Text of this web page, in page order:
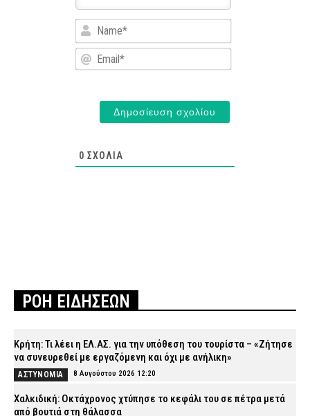
Name*
Email*
0 ΣΧΌΛΙΑ
ΡΟΗ ΕΙΔΗΣΕΩΝ
Κρήτη: Τι λέει η ΕΛ.ΑΣ. για την υπόθεση του τουρίστα – «Ζήτησε
να συνευρεθεί με εργαζόμενη και όχι με ανήλικη»
ΑΣΤΥΝΟΜΙΑ 8 Αυγούστου 2026 12:20
Χαλκιδική: Οκτάχρονος χτύπησε το κεφάλι του σε πέτρα μετά
από βουτιά στη θάλασσα